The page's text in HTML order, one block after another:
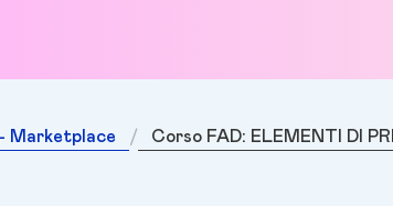
Marketplace Corso FAD: ELEMENTI DI